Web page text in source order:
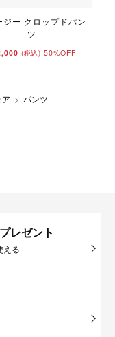
ジー クロップドパン
ツ
(税込) 50%OFF
パンツ
レゼント
える